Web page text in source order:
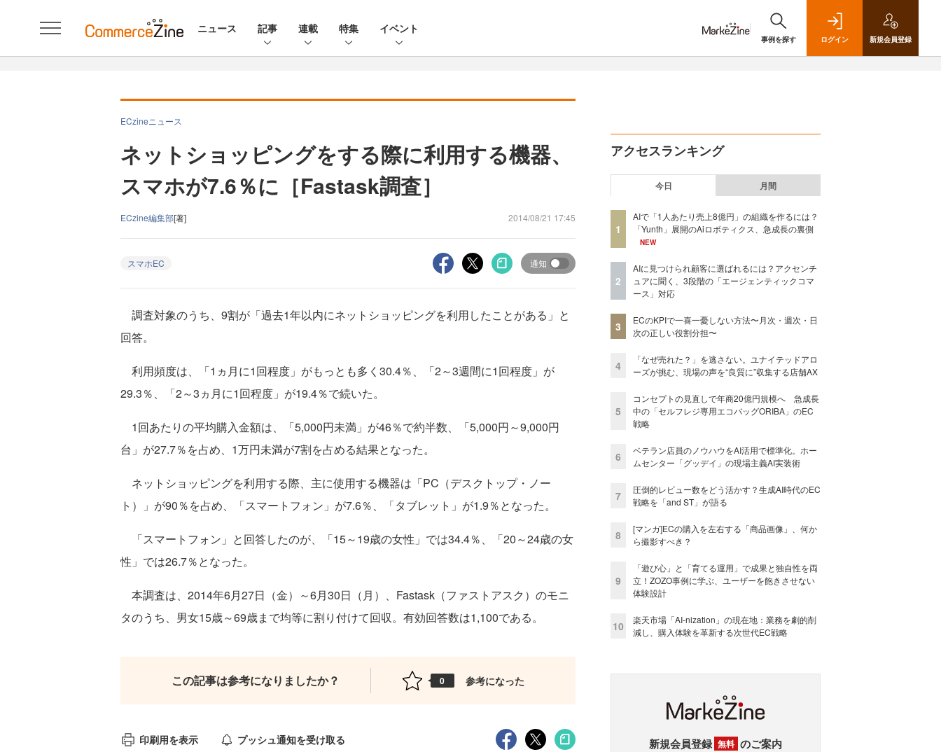
ニュース 記事 連載 特集 イベント
事例を探す ログイン 新規会員登録
ECzineニュース
ネットショッピングをする際に利用する機器、
スマホが7.6％に［Fastask調査］
ECzine編集部[著] 2014/08/21 17:45
スマホEC 通知
調査対象のうち、9割が「過去1年以内にネットショッピングを利用したことがある」と
回答。
利用頻度は、「1ヵ月に1回程度」がもっとも多く30.4％、「2～3週間に1回程度」が
29.3％、「2～3ヵ月に1回程度」が19.4％で続いた。
1回あたりの平均購入金額は、「5,000円未満」が46％で約半数、「5,000円～9,000円
台」が27.7％を占め、1万円未満が7割を占める結果となった。
ネットショッピングを利用する際、主に使用する機器は「PC（デスクトップ・ノー
ト）」が90％を占め、「スマートフォン」が7.6％、「タブレット」が1.9％となった。
「スマートフォン」と回答したのが、「15～19歳の女性」では34.4％、「20～24歳の女
性」では26.7％となった。
本調査は、2014年6月27日（金）～6月30日（月）、Fastask（ファストアスク）のモニ
タのうち、男女15歳～69歳まで均等に割り付けて回収。有効回答数は1,100である。
この記事は参考になりましたか？ 0 参考になった
印刷用を表示 プッシュ通知を受け取る
アクセスランキング
今日 月間
1
AIで「1人あたり売上8億円」の組織を作るには？
「Yunth」展開のAiロボティクス、急成長の裏側
NEW
2
AIに見つけられ顧客に選ばれるには？アクセンチ
ュアに聞く、3段階の「エージェンティックコマ
ース」対応
3
ECのKPIで一喜一憂しない方法〜月次・週次・日
次の正しい役割分担〜
4
「なぜ売れた？」を逃さない。ユナイテッドアロ
ーズが挑む、現場の声を“良質に”収集する店舗AX
5
コンセプトの見直しで年商20億円規模へ 急成長
中の「セルフレジ専用エコバッグORIBA」のEC
戦略
6
ベテラン店員のノウハウをAI活用で標準化。ホー
ムセンター「グッデイ」の現場主義AI実装術
7
圧倒的レビュー数をどう活かす？生成AI時代のEC
戦略を「and ST」が語る
8
[マンガ]ECの購入を左右する「商品画像」、何か
ら撮影すべき？
9
「遊び心」と「育てる運用」で成果と独自性を両
立！ZOZO事例に学ぶ、ユーザーを飽きさせない
体験設計
10
楽天市場「AI-nization」の現在地：業務を劇的削
減し、購入体験を革新する次世代EC戦略
新規会員登録 無料 のご案内